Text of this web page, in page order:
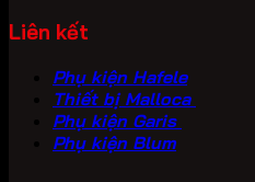
Liên kết
Phụ kiện Hafele
Thiết bị Malloca
Phụ kiện Garis
Phụ kiện Blum